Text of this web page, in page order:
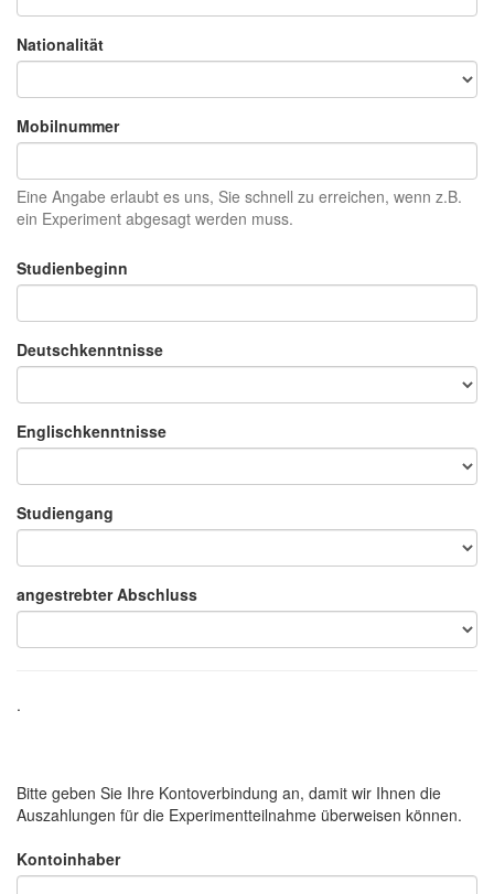
Nationalität
Mobilnummer
Eine Angabe erlaubt es uns, Sie schnell zu erreichen, wenn z.B.
ein Experiment abgesagt werden muss.
Studienbeginn
Deutschkenntnisse
Englischkenntnisse
Studiengang
angestrebter Abschluss
.
Bitte geben Sie Ihre Kontoverbindung an, damit wir Ihnen die
Auszahlungen für die Experimentteilnahme überweisen können.
Kontoinhaber